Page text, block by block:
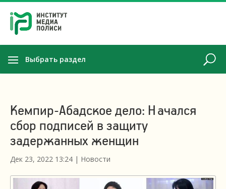
Выбрать раздел
Кемпир-Абадское дело: Начался
сбор подписей в защиту
задержанных женщин
Дек 23, 2022 13:24 | Новости